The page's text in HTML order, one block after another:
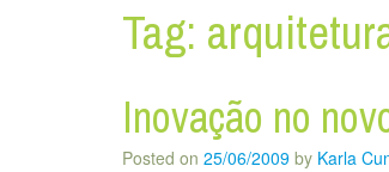
Tag:
Inovação no
Posted on 25/06/2009 by Karla